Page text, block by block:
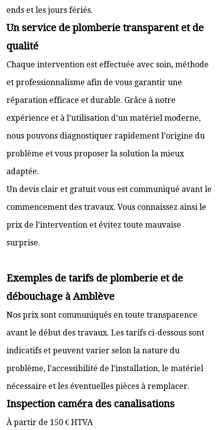
ends et les jours fériés.
Un service de plomberie transparent et de
qualité
Chaque intervention est effectuée avec soin, méthode
et professionnalisme afin de vous garantir une
réparation efficace et durable. Grâce à notre
expérience et à l’utilisation d’un matériel moderne,
nous pouvons diagnostiquer rapidement l’origine du
problème et vous proposer la solution la mieux
adaptée.
Un devis clair et gratuit vous est communiqué avant le
commencement des travaux. Vous connaissez ainsi le
prix de l’intervention et évitez toute mauvaise
surprise.
Exemples de tarifs de plomberie et de
débouchage à Amblève
Nos prix sont communiqués en toute transparence
avant le début des travaux. Les tarifs ci-dessous sont
indicatifs et peuvent varier selon la nature du
problème, l’accessibilité de l’installation, le matériel
nécessaire et les éventuelles pièces à remplacer.
Inspection caméra des canalisations
À partir de 150 € HTVA